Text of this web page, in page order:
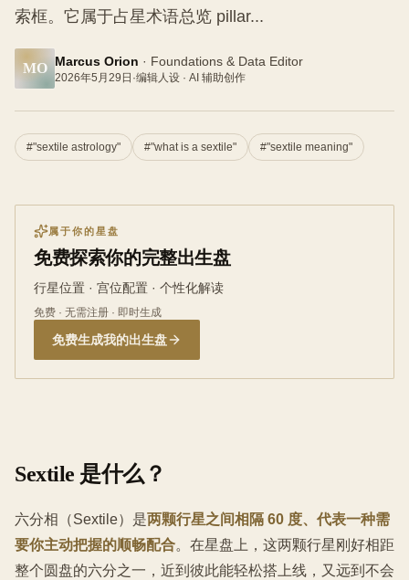
索框。它属于占星术语总览 pillar...
MO Marcus Orion · Foundations & Data Editor
2026年5月29日 ·编辑人设 · AI 辅助创作
#"sextile astrology" #"what is a sextile" #"sextile meaning"
属于你的星盘
免费探索你的完整出生盘
行星位置 · 宫位配置 · 个性化解读
免费 · 无需注册 · 即时生成
免费生成我的出生盘
Sextile 是什么？
六分相（Sextile）是两颗行星之间相隔 60 度、代表一种需
要你主动把握的顺畅配合。在星盘上，这两颗行星刚好相距
整个圆盘的六分之一，近到彼此能轻松搭上线，又远到不会